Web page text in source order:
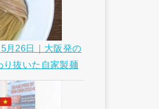
月26日｜大阪発の
り抜いた自家製麺